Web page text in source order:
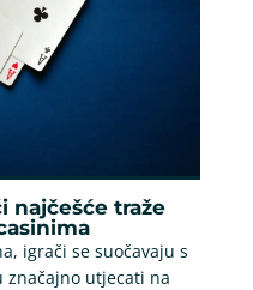
najčešće traže
igrači se suočavaju s
utjecati na